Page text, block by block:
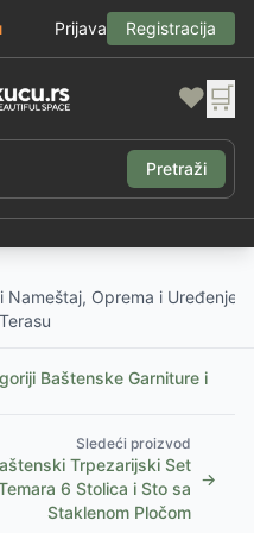
Prijava Registracija
❤️ 🛒
Pretraži
Nameštaj, Oprema i Uređenje
Baštenske Garniture i
Sledeći proizvod
Trpezarijski Set
6 Stolica i Sto sa
Staklenom Pločom
→